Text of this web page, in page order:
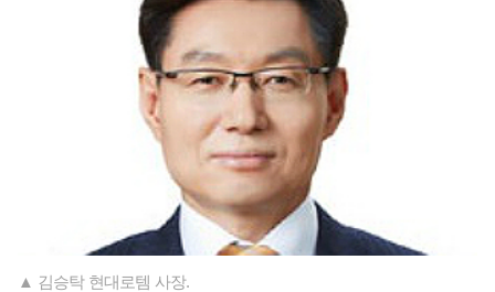
▲ 김승탁 현대로템 사장.